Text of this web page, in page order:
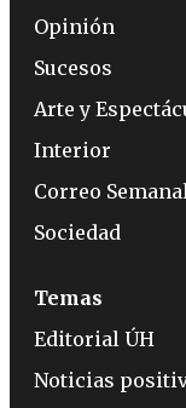
Opinión
Sucesos
Arte y
Interior
Correo
Sociedad
Temas
Editorial ÚH
Noticias